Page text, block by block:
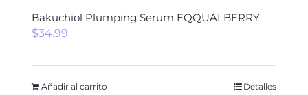
Bakuchiol Plumping Serum EQQUALBERRY
$34.99
Añadir al carrito Detalles